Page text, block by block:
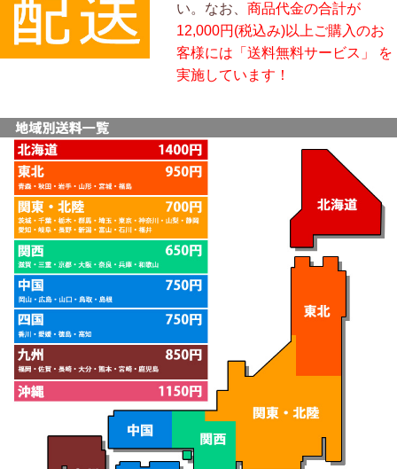
い。なお、商品代金の合計が
12,000円(税込み)以上ご購入のお
客様には「送料無料サービス」 を
実施しています！